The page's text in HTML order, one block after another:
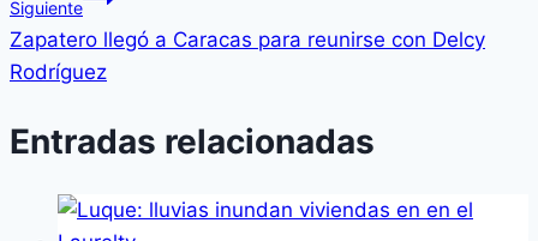
Siguiente
Zapatero llegó a Caracas para reunirse con Delcy
Rodríguez
Entradas relacionadas